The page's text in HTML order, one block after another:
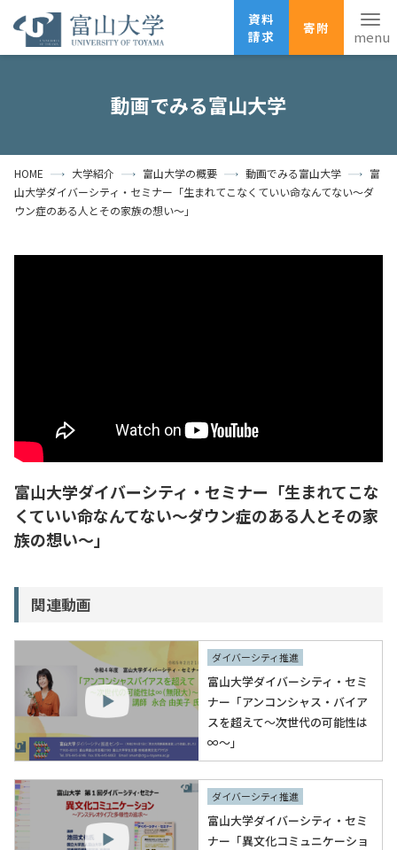
資料
請求
寄附
資料請求
寄附
広報刊行物
お問い合わせ
入試情報
教育・学生支援
研究・産学官連携
動画でみる富山大学
HOME 大学紹介 富山大学の概要 動画でみる富山大学
富
山大学ダイバーシティ・セミナー「生まれてこなくていい命なんてない～ダ
ウン症のある人とその家族の想い～」
富山大学ダイバーシティ・セミナー「生まれてこな
くていい命なんてない～ダウン症のある人とその家
族の想い～」
関連動画
ダイバーシティ推進
富山大学ダイバーシティ・セミ
ナー「アンコンシャス・バイア
スを超えて～次世代の可能性は
∞～」
ダイバーシティ推進
富山大学ダイバーシティ・セミ
ナー「異文化コミュニケーショ